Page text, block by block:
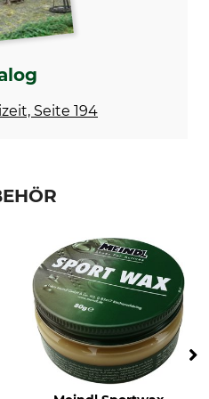
Wasserdichtigkeit
wasserdicht
Herstellung
Seite 194